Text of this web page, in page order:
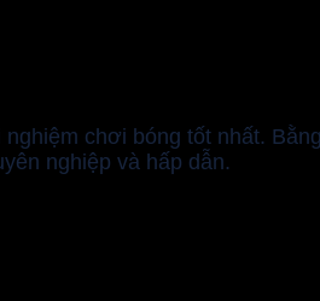
chơi bóng tốt nhất.
nghiệp và hấp dẫn.